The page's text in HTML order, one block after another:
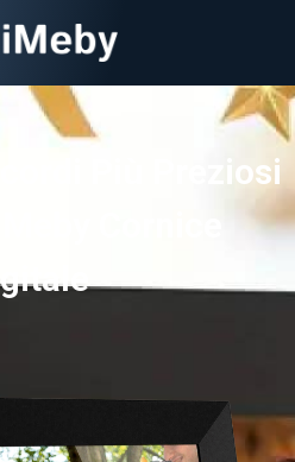
Più Preziosi
Cornice